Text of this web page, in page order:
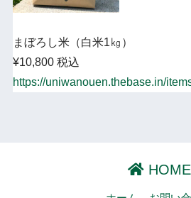
まぼろし米（白米1㎏）
¥10,800 税込
https://uniwanouen.thebase.in/
HOME